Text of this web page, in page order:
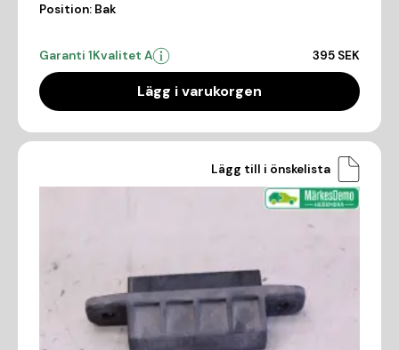
Position: Bak
Garanti 1Kvalitet A 395 SEK
Lägg i varukorgen
Lägg till i önskelista